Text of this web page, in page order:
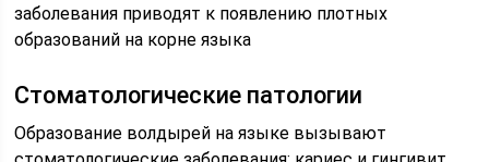
заболевания приводят к появлению плотных
образований на корне языка
Стоматологические патологии
Образование волдырей на языке вызывают